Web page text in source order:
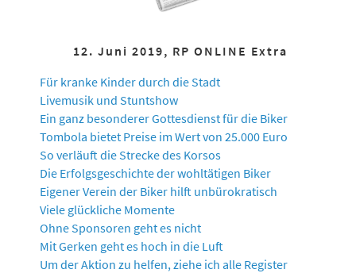
12. Juni 2019, RP ONLINE Extra
Für kranke Kinder durch die Stadt
Livemusik und Stuntshow
Ein ganz besonderer Gottesdienst für die Biker
Tombola bietet Preise im Wert von 25.000 Euro
So verläuft die Strecke des Korsos
Die Erfolgsgeschichte der wohltätigen Biker
Eigener Verein der Biker hilft unbürokratisch
Viele glückliche Momente
Ohne Sponsoren geht es nicht
Mit Gerken geht es hoch in die Luft
Um der Aktion zu helfen, ziehe ich alle Register